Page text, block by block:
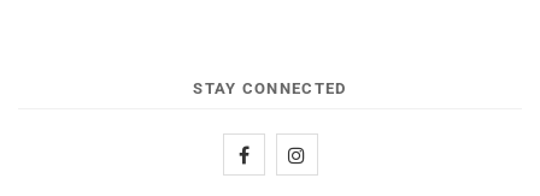
STAY CONNECTED